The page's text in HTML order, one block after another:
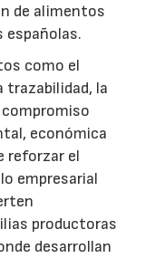
de alimentos
españolas.
como el
trazabilidad, la
económica
reforzar el
empresarial
productoras
desarrollan